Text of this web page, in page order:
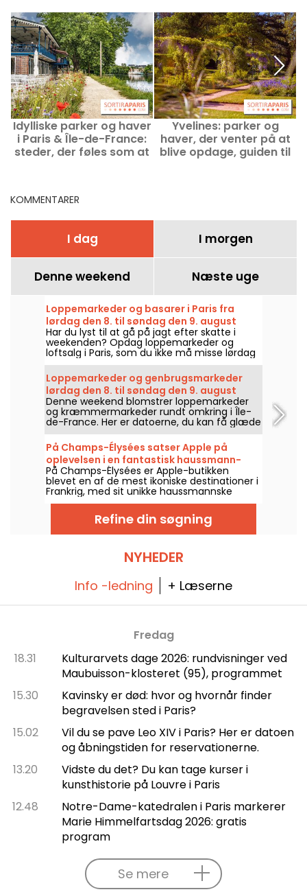
Idylliske parker og haver
i Paris & Île-de-France:
steder, der føles som at
Yvelines: parker og
haver, der venter på at
blive opdage, guiden til
KOMMENTARER
I dag I morgen
Denne weekend Næste uge
Loppemarkeder og basarer i Paris fra
lørdag den 8. til søndag den 9. august
2026 - weekendens program
Har du lyst til at gå på jagt efter skatte i
weekenden? Opdag loppemarkeder og
loftsalg i Paris, som du ikke må misse lørdag
den 8. og søndag den 9. august 2026, når du
vil gøre et godt kup.
Loppemarkeder og genbrugsmarkeder
lørdag den 8. til søndag den 9. august
2026 i Paris og i Île-de-France —
weekendens program
Denne weekend blomstrer loppemarkeder
og kræmmermarkeder rundt omkring i Île-
de-France. Her er datoerne, du kan få glæde
af lørdag den 8. og søndag den 9. august
2026, hvor du kan jagte fund, rode gennem
boderne og måske finde den sirlige perle.
På Champs-Élysées satser Apple på
oplevelsen i en fantastisk haussmann-
arkitektonisk ramme
På Champs-Élysées er Apple-butikken
blevet en af de mest ikoniske destinationer i
Frankrig, med sit unikke haussmannske
design og fokus på bæredygtighed, hvilket
glæder de mange trofaste fans.
Refine din søgning
NYHEDER
Info -ledning + Læserne
Fredag
18.31
Kulturarvets dage 2026: rundvisninger ved
Maubuisson-klosteret (95), programmet
15.30
Kavinsky er død: hvor og hvornår finder
begravelsen sted i Paris?
15.02
Vil du se pave Leo XIV i Paris? Her er datoen
og åbningstiden for reservationerne.
13.20
Vidste du det? Du kan tage kurser i
kunsthistorie på Louvre i Paris
12.48
Notre-Dame-katedralen i Paris markerer
Marie Himmelfartsdag 2026: gratis
program
Se mere